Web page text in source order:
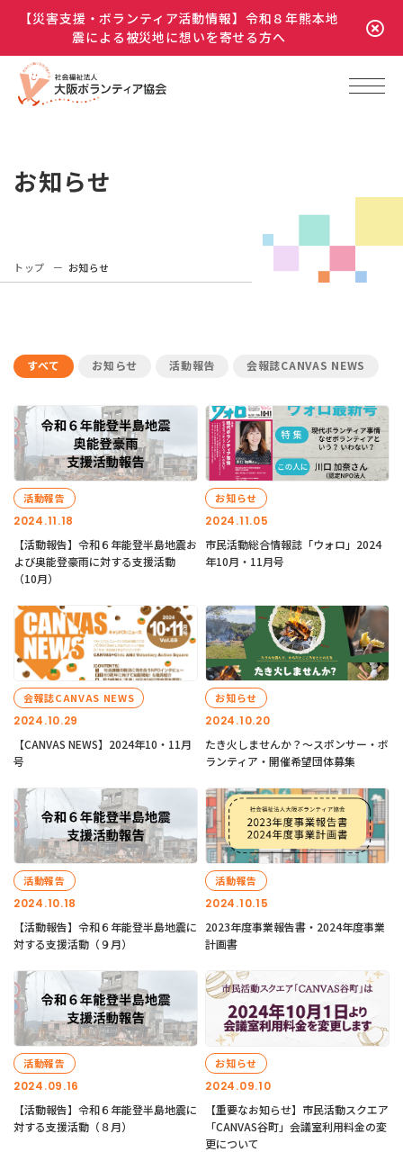
【災害支援・ボランティア活動情報】令和８年熊本地
震による被災地に想いを寄せる方へ
お知らせ
トップ お知らせ
すべて お知らせ 活動報告 会報誌CANVAS NEWS
2024.11.18
活動報告
【活動報告】令和６年能登半島地震お
よび奥能登豪雨に対する支援活動
（10月）
2024.11.05
お知らせ
市民活動総合情報誌「ウォロ」2024
年10月・11月号
2024.10.29
会報誌CANVAS NEWS
【CANVAS NEWS】2024年10・11月
号
2024.10.20
お知らせ
たき火しませんか？～スポンサー・ボ
ランティア・開催希望団体募集
2024.10.18
活動報告
【活動報告】令和６年能登半島地震に
対する支援活動（９月）
2024.10.15
活動報告
2023年度事業報告書・2024年度事業
計画書
2024.09.16
活動報告
【活動報告】令和６年能登半島地震に
対する支援活動（８月）
2024.09.10
お知らせ
【重要なお知らせ】市民活動スクエア
「CANVAS谷町」会議室利用料金の変
更について